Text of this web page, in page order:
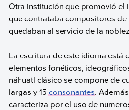
Otra institución que promovió el
que contrataba compositores
quedaban al servicio de la
La escritura de este idioma está
elementos fonéticos,
náhuatl clásico se compone de
largas y 15consonantes.
caracteriza por el uso de